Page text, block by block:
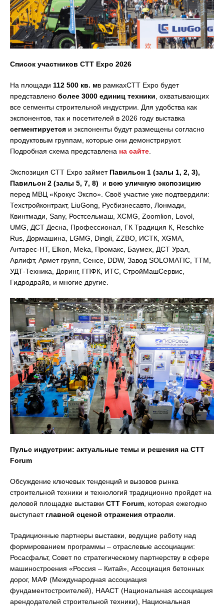
Список участников CTT Expo 2026
На площади 112 500 кв. мв рамкахCTT Expo будет
представлено более 3000 единиц техники , охватывающих
все сегменты строительной индустрии. Для удобства как
экспонентов, так и посетителей в 2026 году выставка
сегментируется и экспоненты будут размещены согласно
продуктовым группам, которые они демонстрируют.
Подробная схема представлена на сайте
Экспозиция CTT Expo займет Павильон 1 (залы 1, 2, 3),
Павильон 2 (залы 5, 7, 8)
и всю уличную экспозицию
перед МВЦ «Крокус Экспо». Своё участие уже подтвердили:
Техстройконтракт, LiuGong, Русбизнесавто, Лонмади,
Квинтмади, Sany, Ростсельмаш, XCMG, Zoomlion, Lovol,
UMG, ДСТ Десна, Профессионал, ГК Традиция К, Reschke
Rus, Дормашина, LGMG, Dingli, ZZBO, ИСТК, XGMA,
Антарес-НТ, Elkon, Meka, Промакс, Баумех, ДСТ Урал,
Арлифт, Армет групп, Сенсе, DDW, Завод SOLOMATIC, ТТМ,
УДТ-Техника, Доринг, ГПФК, ИТС, СтройМашСервис,
Гидродрайв, и многие другие.
Пульс индустрии: актуальные темы и решения на CTT
Forum
Обсуждение ключевых тенденций и вызовов рынка
строительной техники и технологий традиционно пройдет на
деловой площадке выставки CTT Forum , которая ежегодно
выступает главной сценой отражения отрасли
Традиционные партнеры выставки, ведущие работу над
формированием программы – отраслевые ассоциации:
Росасфальт, Совет по стратегическому партнерству в сфере
машиностроения «Россия – Китай», Ассоциация бетонных
дорог, МАФ (Международная ассоциация
фундаментостроителей), НААСТ (Национальная ассоциация
арендодателей строительной техники), Национальная